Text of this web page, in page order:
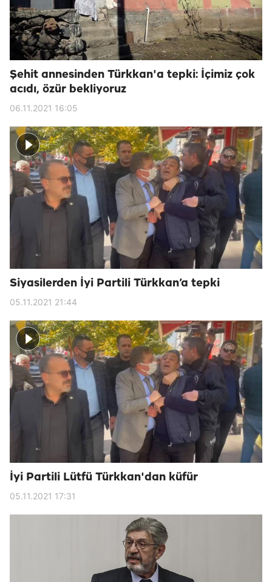
Şehit annesinden Türkkan'a tepki: İçimiz çok
acıdı, özür bekliyoruz
06.11.2021 16:05
Siyasilerden İyi Partili Türkkan’a tepki
05.11.2021 21:44
İyi Partili Lütfü Türkkan'dan küfür
05.11.2021 17:31